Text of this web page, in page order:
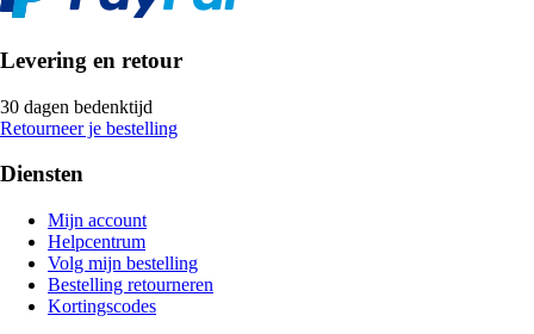
Levering en retour
30 dagen bedenktijd
Retourneer je bestelling
Diensten
Mijn account
Helpcentrum
Volg mijn bestelling
Bestelling retourneren
Kortingscodes